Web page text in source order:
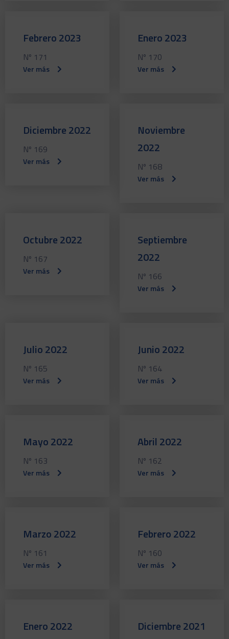
Febrero 2023
Nº 171
Ver más
Enero 2023
Nº 170
Ver más
Diciembre 2022
Nº 169
Ver más
Noviembre
2022
Nº 168
Ver más
Octubre 2022
Nº 167
Ver más
Septiembre
2022
Nº 166
Ver más
Julio 2022
Nº 165
Ver más
Junio 2022
Nº 164
Ver más
Mayo 2022
Nº 163
Ver más
Abril 2022
Nº 162
Ver más
Marzo 2022
Nº 161
Ver más
Febrero 2022
Nº 160
Ver más
Enero 2022 Diciembre 2021